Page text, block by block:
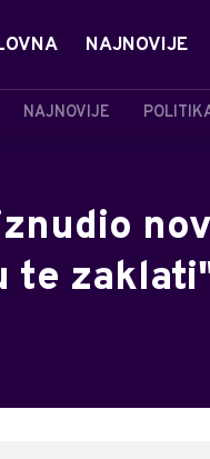
NAJNOVIJE
NAJNOVIJE
te